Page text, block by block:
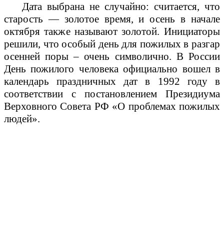
Дата выбрана не случайно: считается, что
старость — золотое время, и осень в начале
октября также называют золотой. Инициаторы
решили, что особый день для пожилых в разгар
осенней поры – очень символично. В России
День пожилого человека официально вошел в
календарь праздничных дат в 1992 году в
соответствии с постановлением Президиума
Верховного Совета РФ «О проблемах пожилых
людей».